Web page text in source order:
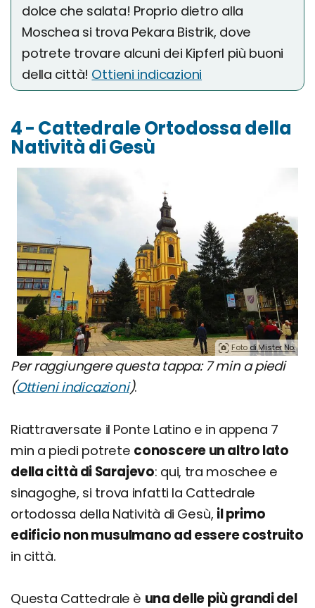
dolce che salata! Proprio dietro alla
Moschea si trova Pekara Bistrik, dove
potrete trovare alcuni dei Kipferl più buoni
della città! Ottieni indicazioni
4 - Cattedrale Ortodossa della
Natività di Gesù
Foto di Mister No.
Per raggiungere questa tappa: 7 min a piedi
(Ottieni indicazioni).
Riattraversate il Ponte Latino e in appena 7
min a piedi potrete conoscere un altro lato
della città di Sarajevo: qui, tra moschee e
sinagoghe, si trova infatti la Cattedrale
ortodossa della Natività di Gesù, il primo
edificio non musulmano ad essere costruito
in città.
Questa Cattedrale è una delle più grandi del